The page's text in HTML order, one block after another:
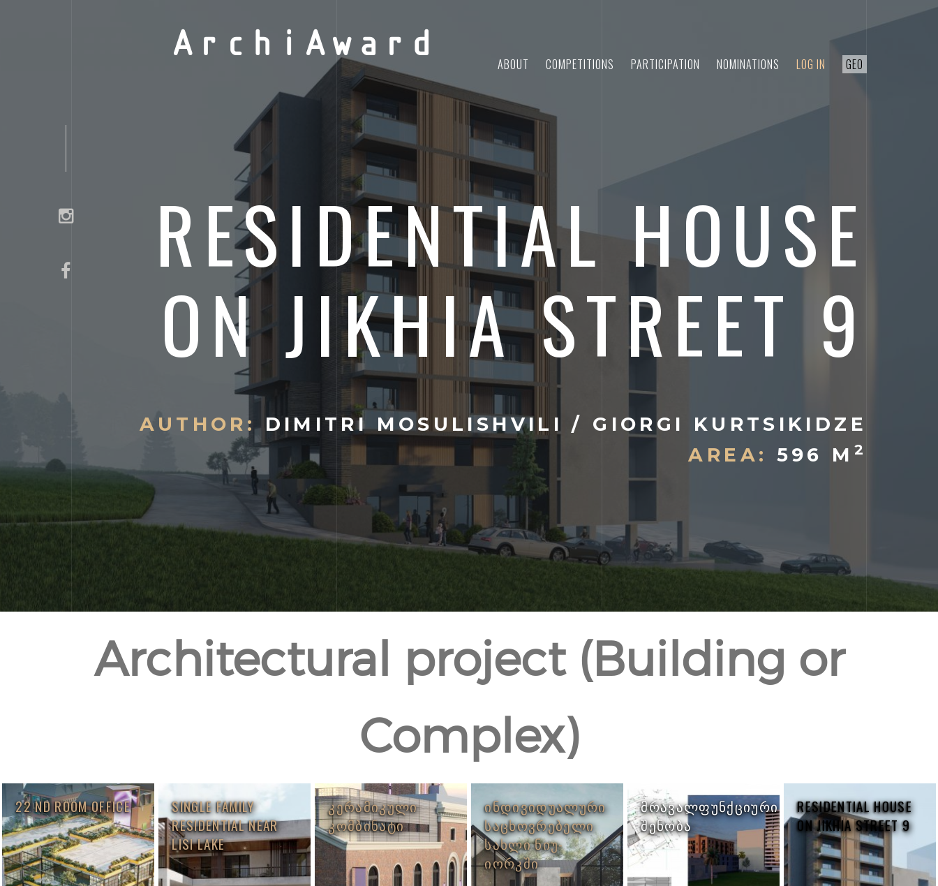
ABOUT COMPETITIONS PARTICIPATION NOMINATIONS LOG IN GEO
ArchiAward
RESIDENTIAL HOUSE
ON JIKHIA STREET 9
AUTHOR:DIMITRI MOSULISHVILI / GIORGI KURTSIKIDZE
AREA:
596 M 2
Architectural project (Building or
Complex)
22 ND ROOM OFFICE
SINGLE FAMILY
RESIDENTIAL NEAR
LISI LAKE
ᲙᲔᲠᲐᲛᲘᲙᲣᲚᲘ
ᲙᲝᲛᲑᲘᲜᲐᲢᲘ
ᲘᲜᲓᲘᲕᲘᲓᲣᲐᲚᲣᲠᲘ
ᲡᲐᲪᲮᲝᲕᲠᲔᲑᲔᲚᲘ
ᲡᲐᲮᲚᲘ ᲜᲘᲣ-
ᲘᲝᲠᲙᲨᲘ
ᲛᲠᲐᲕᲐᲚᲤᲣᲜᲥᲪᲘᲣᲠᲘ
ᲨᲔᲜᲝᲑᲐ
RESIDENTIAL HOUSE
ON JIKHIA STREET 9